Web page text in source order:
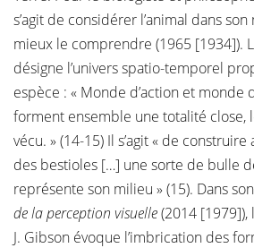
s’agit de considérer l’animal dans
mieux le comprendre (1965 [1934]).
désigne l’univers spatio-temporel
espèce : « Monde d’action et monde
forment ensemble une totalité close,
vécu. » (14-15) Il s’agit « de
des bestioles […] une sorte de bulle
représente son milieu » (15). Dans
de la perception visuelle(2014 [1979]),
J. Gibson évoque l’imbrication des